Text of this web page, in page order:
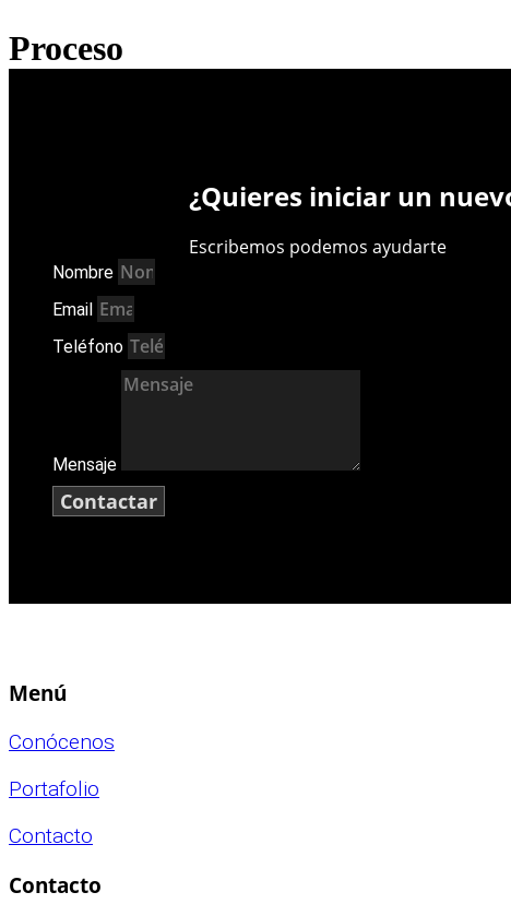
Proceso
¿Quieres iniciar un
Escribemos podemos ayudarte
Nombre
Email
Teléfono
Mensaje
Contactar
Menú
Conócenos
Portafolio
Contacto
Contacto